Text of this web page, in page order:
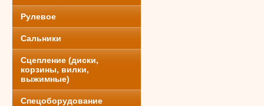
Рулевое
Сальники
Сцепление (диски,
корзины, вилки,
выжимные)
Спецоборудование